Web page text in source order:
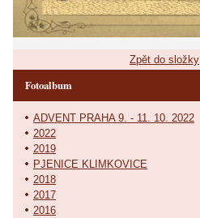
Zpět do složky
Fotoalbum
ADVENT PRAHA 9. - 11. 10. 2022
2022
2019
PJENICE KLIMKOVICE
2018
2017
2016